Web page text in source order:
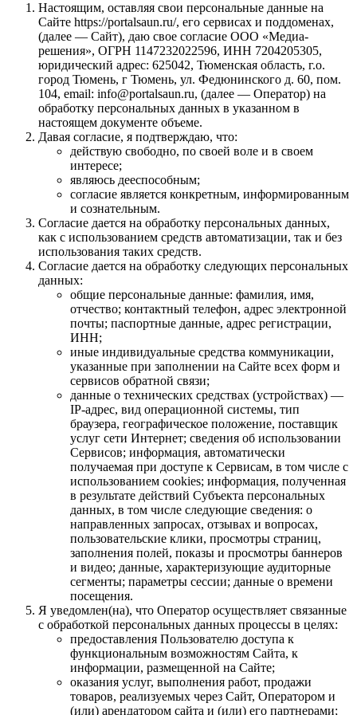
Настоящим, оставляя свои персональные данные на
Сайте https://portalsaun.ru/, его сервисах и поддоменах,
(далее — Сайт), даю свое согласие ООО «Медиа-
решения», ОГРН 1147232022596, ИНН 7204205305,
юридический адрес: 625042, Тюменская область, г.о.
город Тюмень, г Тюмень, ул. Федюнинского д. 60, пом.
104, email: info@portalsaun.ru, (далее — Оператор) на
обработку персональных данных в указанном в
настоящем документе объеме.
Давая согласие, я подтверждаю, что:
действую свободно, по своей воле и в своем
интересе;
являюсь дееспособным;
согласие является конкретным, информированным
и сознательным.
Согласие дается на обработку персональных данных,
как с использованием средств автоматизации, так и без
использования таких средств.
Согласие дается на обработку следующих персональных
данных:
общие персональные данные: фамилия, имя,
отчество; контактный телефон, адрес электронной
почты; паспортные данные, адрес регистрации,
ИНН;
иные индивидуальные средства коммуникации,
указанные при заполнении на Сайте всех форм и
сервисов обратной связи;
данные о технических средствах (устройствах) —
IP-адрес, вид операционной системы, тип
браузера, географическое положение, поставщик
услуг сети Интернет; сведения об использовании
Сервисов; информация, автоматически
получаемая при доступе к Сервисам, в том числе с
использованием cookies; информация, полученная
в результате действий Субъекта персональных
данных, в том числе следующие сведения: о
направленных запросах, отзывах и вопросах,
пользовательские клики, просмотры страниц,
заполнения полей, показы и просмотры баннеров
и видео; данные, характеризующие аудиторные
сегменты; параметры сессии; данные о времени
посещения.
Я уведомлен(на), что Оператор осуществляет связанные
с обработкой персональных данных процессы в целях:
предоставления Пользователю доступа к
функциональным возможностям Сайта, к
информации, размещенной на Сайте;
оказания услуг, выполнения работ, продажи
товаров, реализуемых через Сайт, Оператором и
(или) арендатором сайта и (или) его партнерами;